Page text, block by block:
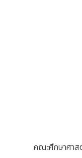
คณะศึกษาศา